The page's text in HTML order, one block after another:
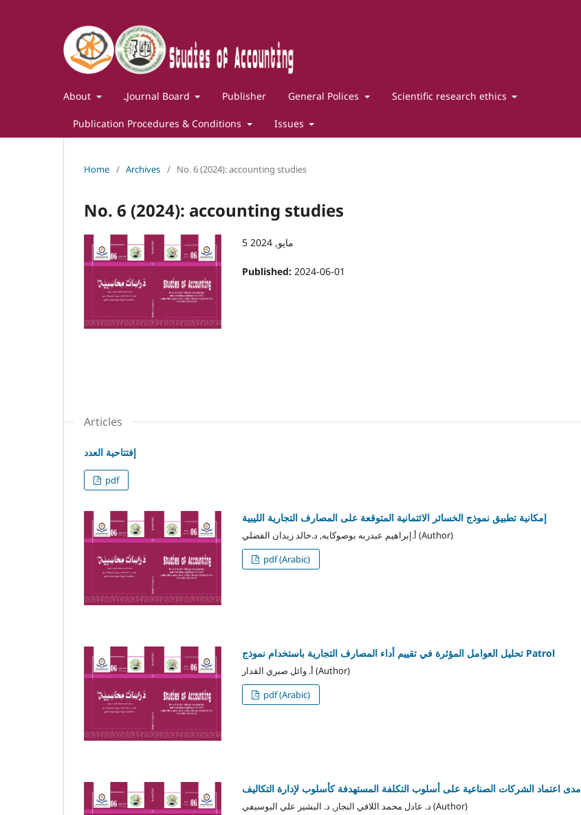
About ـJournal Board Publisher General Polices Scientific research ethics
Publication Procedures & Conditions Issues
Home / Archives / No. 6 (2024): accounting studies
No. 6 (2024): accounting studies
5 مايو, 2024
Published: 2024-06-01
Articles
إفتتاحية العدد
pdf
إمكانية تطبيق نموذج الخسائر الائتمانية المتوقعة على المصارف التجارية الليبية
أ.إبراهيم عبدربه بوصوكايه, د.خالد زيدان الفضلي (Author)
pdf (Arabic)
تحليل العوامل المؤثرة في تقييم أداء المصارف التجارية باستخدام نموذج Patrol
أ. وائل صبري القدار (Author)
pdf (Arabic)
مدى اعتماد الشركات الصناعية على أسلوب التكلفة المستهدفة كأسلوب لإدارة التكاليف
د. عادل محمد اللافي النجار, د. البشير علي البوسيفي (Author)